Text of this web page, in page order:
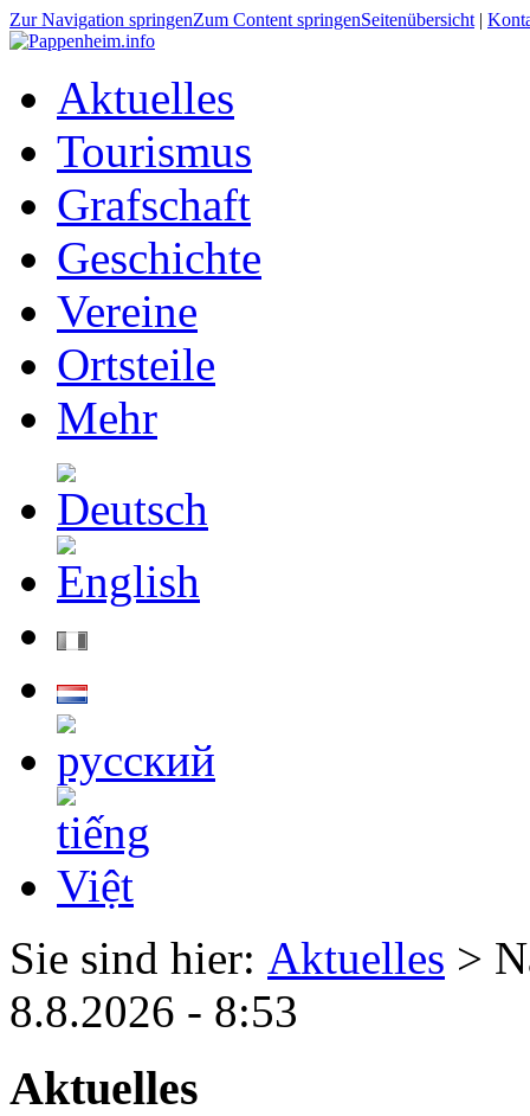
Zur Navigation springenZum Content springenSeitenübersicht |
Aktuelles
Tourismus
Grafschaft
Geschichte
Vereine
Ortsteile
Mehr
Sie sind hier: Aktuelles >
8.8.2026 - 8:53
Aktuelles